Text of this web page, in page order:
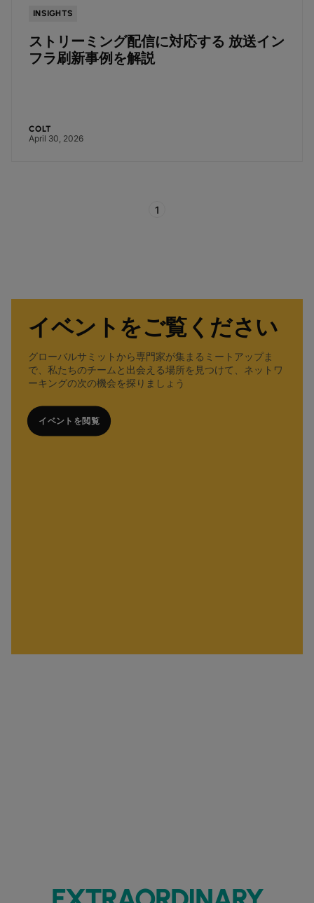
INSIGHTS
ストリーミング配信に対応する 放送イン
フラ刷新事例を解説
COLT
April 30, 2026
1
イベントをご覧ください
グローバルサミットから専門家が集まるミートアップま
で、私たちのチームと出会える場所を見つけて、ネットワ
ーキングの次の機会を探りましょう
イベントを閲覧